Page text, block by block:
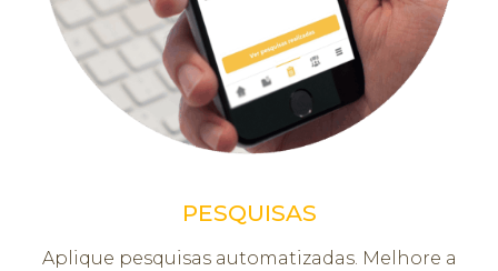
PESQUISAS
Aplique pesquisas automatizadas. Melhore a